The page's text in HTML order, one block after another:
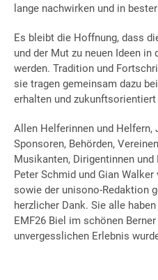
lange nachwirken und in
Es bleibt die Hoffnung, dass
und der Mut zu neuen Ideen in
werden. Tradition und
sie tragen gemeinsam dazu
erhalten und
Allen Helferinnen und Helfern,
Sponsoren, Behörden,
Musikanten, Dirigentinnen und
Peter Schmid und Gian
sowie der unisono-Redaktion
herzlicher Dank. Sie alle
EMF26 Biel im schönen
unvergesslichen Erlebnis